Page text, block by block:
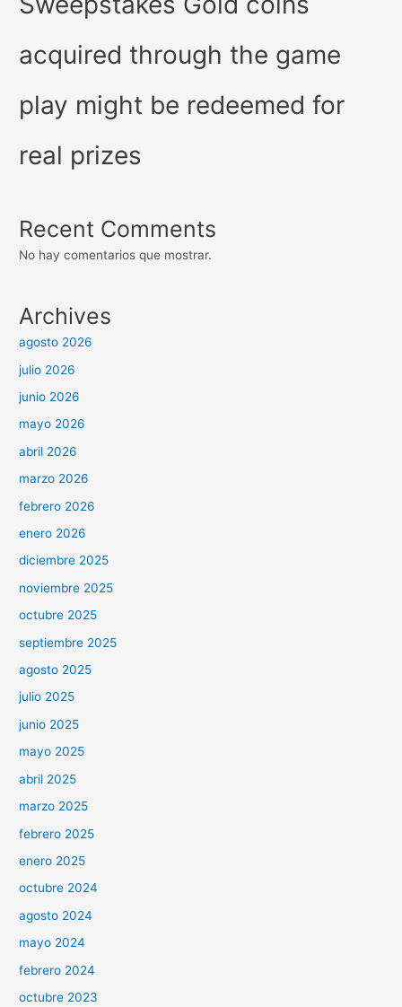
acquired through the game
play might be redeemed for
real prizes
Recent Comments
No hay comentarios que mostrar.
Archives
agosto 2026
julio 2026
junio 2026
mayo 2026
abril 2026
marzo 2026
febrero 2026
enero 2026
diciembre 2025
noviembre 2025
octubre 2025
septiembre 2025
agosto 2025
julio 2025
junio 2025
mayo 2025
abril 2025
marzo 2025
febrero 2025
enero 2025
octubre 2024
agosto 2024
mayo 2024
febrero 2024
octubre 2023